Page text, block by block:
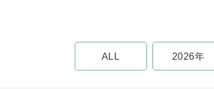
ALL 2026年